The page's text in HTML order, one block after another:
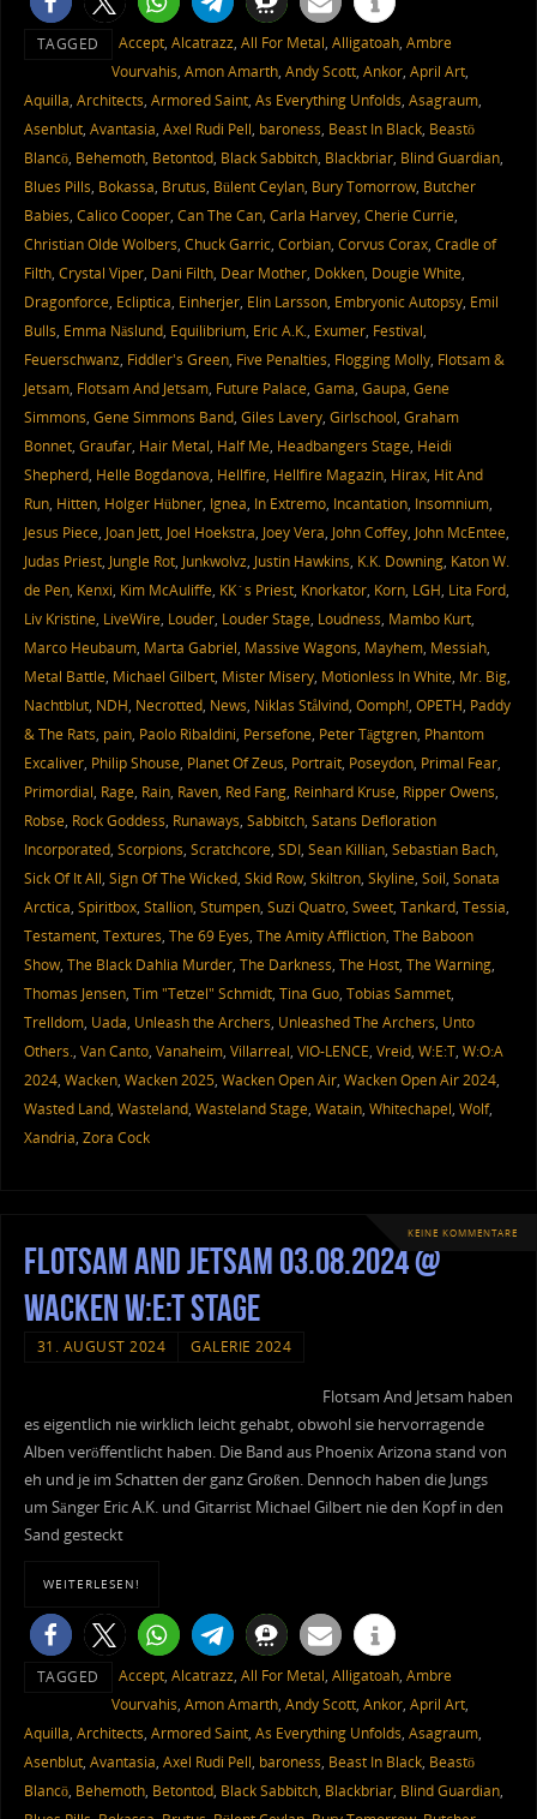
TAGGED Accept, Alcatrazz, All For Metal, Alligatoah, Ambre
Vourvahis, Amon Amarth, Andy Scott, Ankor, April Art,
Aquilla, Architects, Armored Saint, As Everything Unfolds, Asagraum,
Asenblut, Avantasia, Axel Rudi Pell, baroness, Beast In Black, Beastö
Blancö, Behemoth, Betontod, Black Sabbitch, Blackbriar, Blind Guardian,
Blues Pills, Bokassa, Brutus, Bülent Ceylan, Bury Tomorrow, Butcher
Babies, Calico Cooper, Can The Can, Carla Harvey, Cherie Currie,
Christian Olde Wolbers, Chuck Garric, Corbian, Corvus Corax, Cradle of
Filth, Crystal Viper, Dani Filth, Dear Mother, Dokken, Dougie White,
Dragonforce, Ecliptica, Einherjer, Elin Larsson, Embryonic Autopsy, Emil
Bulls, Emma Näslund, Equilibrium, Eric A.K., Exumer, Festival,
Feuerschwanz, Fiddler's Green, Five Penalties, Flogging Molly, Flotsam &
Jetsam, Flotsam And Jetsam, Future Palace, Gama, Gaupa, Gene
Simmons, Gene Simmons Band, Giles Lavery, Girlschool, Graham
Bonnet, Graufar, Hair Metal, Half Me, Headbangers Stage, Heidi
Shepherd, Helle Bogdanova, Hellfire, Hellfire Magazin, Hirax, Hit And
Run, Hitten, Holger Hübner, Ignea, In Extremo, Incantation, Insomnium,
Jesus Piece, Joan Jett, Joel Hoekstra, Joey Vera, John Coffey, John McEntee,
Judas Priest, Jungle Rot, Junkwolvz, Justin Hawkins, K.K. Downing, Katon W.
de Pen, Kenxi, Kim McAuliffe, KK´s Priest, Knorkator, Korn, LGH, Lita Ford,
Liv Kristine, LiveWire, Louder, Louder Stage, Loudness, Mambo Kurt,
Marco Heubaum, Marta Gabriel, Massive Wagons, Mayhem, Messiah,
Metal Battle, Michael Gilbert, Mister Misery, Motionless In White, Mr. Big,
Nachtblut, NDH, Necrotted, News, Niklas Stålvind, Oomph!, OPETH, Paddy
& The Rats, pain, Paolo Ribaldini, Persefone, Peter Tägtgren, Phantom
Excaliver, Philip Shouse, Planet Of Zeus, Portrait, Poseydon, Primal Fear,
Primordial, Rage, Rain, Raven, Red Fang, Reinhard Kruse, Ripper Owens,
Robse, Rock Goddess, Runaways, Sabbitch, Satans Defloration
Incorporated, Scorpions, Scratchcore, SDI, Sean Killian, Sebastian Bach,
Sick Of It All, Sign Of The Wicked, Skid Row, Skiltron, Skyline, Soil, Sonata
Arctica, Spiritbox, Stallion, Stumpen, Suzi Quatro, Sweet, Tankard, Tessia,
Testament, Textures, The 69 Eyes, The Amity Affliction, The Baboon
Show, The Black Dahlia Murder, The Darkness, The Host, The Warning,
Thomas Jensen, Tim "Tetzel" Schmidt, Tina Guo, Tobias Sammet,
Trelldom, Uada, Unleash the Archers, Unleashed The Archers, Unto
Others., Van Canto, Vanaheim, Villarreal, VIO-LENCE, Vreid, W:E:T, W:O:A
2024, Wacken, Wacken 2025, Wacken Open Air, Wacken Open Air 2024,
Wasted Land, Wasteland, Wasteland Stage, Watain, Whitechapel, Wolf,
Xandria, Zora Cock
KEINE KOMMENTARE
Flotsam And Jetsam 03.08.2024 @
Wacken W:E:T Stage
31. AUGUST 2024 GALERIE 2024
Flotsam And Jetsam haben
es eigentlich nie wirklich leicht gehabt, obwohl sie hervorragende
Alben veröffentlicht haben. Die Band aus Phoenix Arizona stand von
eh und je im Schatten der ganz Großen. Dennoch haben die Jungs
um Sänger Eric A.K. und Gitarrist Michael Gilbert nie den Kopf in den
Sand gesteckt
WEITERLESEN!
TAGGED Accept, Alcatrazz, All For Metal, Alligatoah, Ambre
Vourvahis, Amon Amarth, Andy Scott, Ankor, April Art,
Aquilla, Architects, Armored Saint, As Everything Unfolds, Asagraum,
Asenblut, Avantasia, Axel Rudi Pell, baroness, Beast In Black, Beastö
Blancö, Behemoth, Betontod, Black Sabbitch, Blackbriar, Blind Guardian,